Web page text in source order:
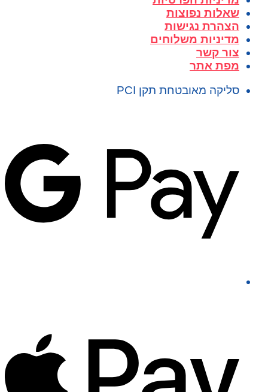
שאלות נפוצות
הצהרת נגישות
מדיניות משלוחים
צור קשר
מפת אתר
סליקה מאובטחת תקן PCI